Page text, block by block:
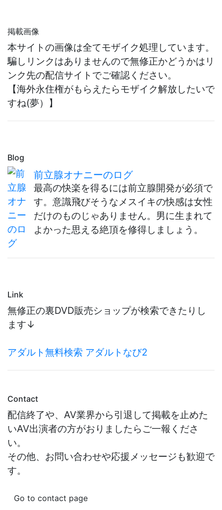
掲載画像
本サイトの画像は全てモザイク処理しています。
騙しリンクはありませんので無修正かどうかはリ
ンク先の配信サイトでご確認ください。
【海外永住権がもらえたらモザイク解放したいで
すね(夢）】
Blog
前立腺オナニーのログ
最高の快楽を得るには前立腺開発が必須で
す。意識飛びそうなメスイキの快感は女性
だけのものじゃありません。男に生まれて
よかった思える絶頂を修得しましょう。
Link
無修正の裏DVD販売ショップが検索できたりし
ます↓
アダルト無料検索 アダルトなび2
Contact
配信終了や、AV業界から引退して掲載を止めた
いAV出演者の方がおりましたらご一報くださ
い。
その他、お問い合わせや応援メッセージも歓迎で
す。
Go to contact page